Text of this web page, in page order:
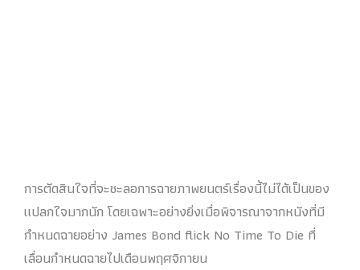
การตัดสินใจที่จะชะลอการฉายภาพยนตร์เรื่องนี้ไม่ได้เป็นของ
แปลกใจมากนัก โดยเฉพาะอย่างยิ่งเมื่อพิจารณาจากหนังที่มี
กำหนดฉายอย่าง James Bond flick No Time To Die ที่
เลื่อนกำหนดฉายไปเดือนพฤศจิกายน